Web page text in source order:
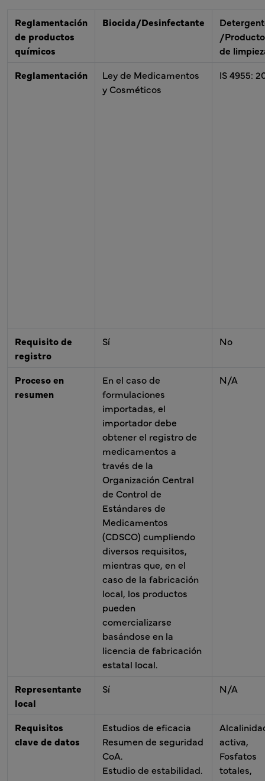
Reglamentación
de productos
químicos
Biocida/Desinfectante
/
de
Reglamentación
Ley de Medicamentos
y Cosméticos
IS 4955:
Requisito de
registro
Sí No
Proceso en
resumen
En el caso de
formulaciones
importadas, el
importador debe
obtener el registro de
medicamentos a
través de la
Organización Central
de Control de
Estándares de
Medicamentos
(CDSCO) cumpliendo
diversos requisitos,
mientras que, en el
caso de la fabricación
local, los productos
pueden
comercializarse
basándose en la
licencia de fabricación
estatal local.
N/A
Representante
local
Sí N/A
Requisitos
clave de datos
Estudios de eficacia
Resumen de seguridad
CoA.
Estudio de estabilidad.
activa,
Fosfatos
totales,